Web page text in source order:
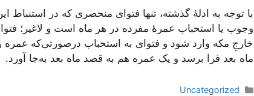
با توجه به ادلۀ گذشته، تنها فتوای منحصری که در استنباط
وجوب یا استحباب عمرۀ مفرده در هر ماه است و لاغیر؛
خارجِ مکه وارد شود و فتوای به استحباب در‌صورتی‌که عمره
ماه بعد فرا برسد و یک عمره هم به قصد ماه بعد به‌جا آورد.
دسته‌ها
Uncategorized